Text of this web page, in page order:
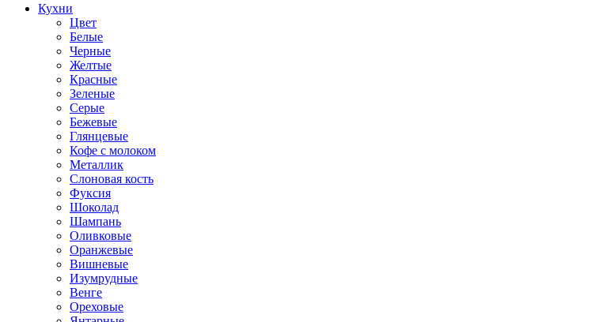
Кухни
Цвет
Белые
Черные
Желтые
Красные
Зеленые
Серые
Бежевые
Глянцевые
Кофе с молоком
Металлик
Слоновая кость
Фуксия
Шоколад
Шампань
Оливковые
Оранжевые
Вишневые
Изумрудные
Венге
Ореховые